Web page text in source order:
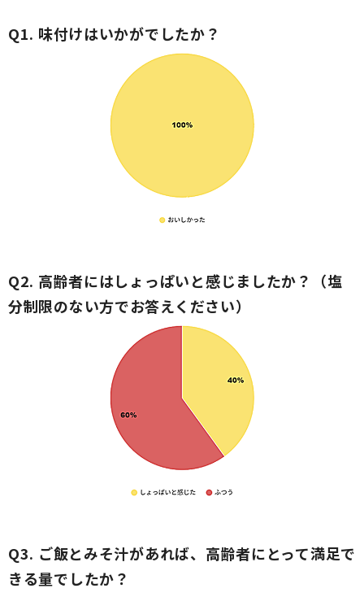
Q1. 味付けはいかがでしたか？
Q2. 高齢者にはしょっぱいと感じましたか？（塩
分制限のない方でお答えください）
Q3. ご飯とみそ汁があれば、高齢者にとって満足で
きる量でしたか？